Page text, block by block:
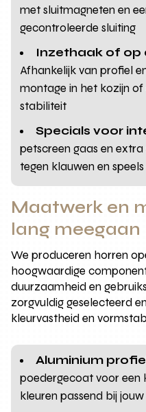
met sluitmagneten en
gecontroleerde sluiting
Inzethaak of op
Afhankelijk van profiel
montage in het kozijn
stabiliteit
Specials voor
petscreen gaas en
tegen klauwen en
Maatwerk en
lang meegaan
We produceren horren
hoogwaardige
duurzaamheid en
zorgvuldig geselecteerd
kleurvastheid en
Aluminium
poedergecoat voor een
kleuren passend bij